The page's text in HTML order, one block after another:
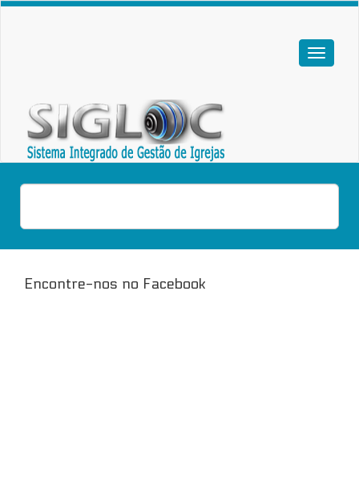
Encontre-nos no Facebook